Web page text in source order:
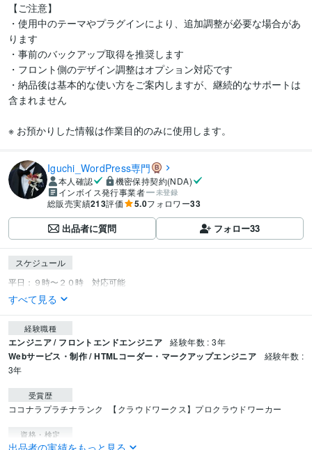
【ご注意】
・使用中のテーマやプラグインにより、追加調整が必要な場合があ
ります
・事前のバックアップ取得を推奨します
・フロント側のデザイン調整はオプション対応です
・納品後は基本的な使い方をご案内しますが、継続的なサポートは
含まれません
※ お預かりした情報は作業目的のみに使用します。
Iguchi_WordPress専門
本人確認
機密保持契約(NDA)
インボイス発行事業者
未登録
総販売実績213評価 5.0フォロワー33
出品者に質問 フォロー33
スケジュール
すべて見る
経験職種
エンジニア / フロントエンドエンジニア 経験年数 : 3年
Webサービス・制作 / HTMLコーダー・マークアップエンジニア
経験年数 :
3年
受賞歴
ココナラプラチナランク 【クラウドワークス】プロクラウドワーカー
資格・検定
取得年 : 2013年